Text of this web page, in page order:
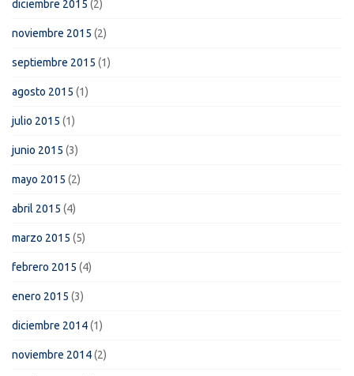
diciembre 2015 (2)
noviembre 2015 (2)
septiembre 2015 (1)
agosto 2015 (1)
julio 2015 (1)
junio 2015 (3)
mayo 2015 (2)
abril 2015 (4)
marzo 2015 (5)
febrero 2015 (4)
enero 2015 (3)
diciembre 2014(1)
noviembre 2014(2)